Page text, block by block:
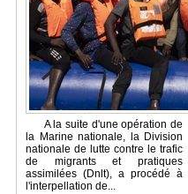
A la suite d'une opération de
la Marine nationale, la Division
nationale de lutte contre le trafic
de migrants et pratiques
assimilées (Dnlt), a procédé à
l'interpellation de...